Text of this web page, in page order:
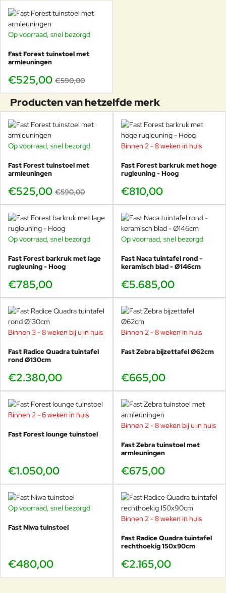
-11%
Op voorraad, snel bezorgd
Fast Forest tuinstoel met
armleuningen
€525,00 €590,00
Producten van hetzelfde merk
-11%
Op voorraad, snel bezorgd
Fast Forest tuinstoel met
armleuningen
€525,00 €590,00
Binnen 2 - 8 weken in huis
Fast Forest barkruk met hoge
rugleuning - Hoog
€810,00
Op voorraad, snel bezorgd
Fast Forest barkruk met lage
rugleuning - Hoog
€785,00
Op voorraad, snel bezorgd
Fast Naca tuintafel rond -
keramisch blad - Ø146cm
€5.685,00
Binnen 3 - 8 weken bij u in huis
Fast Radice Quadra tuintafel
rond Ø130cm
€2.380,00
Binnen 2 - 8 weken in huis
Fast Zebra bijzettafel Ø62cm
€665,00
Binnen 2 - 6 weken in huis
Fast Forest lounge tuinstoel
€1.050,00
Binnen 2 - 8 weken bij u in huis
Fast Zebra tuinstoel met
armleuningen
€675,00
Op voorraad, snel bezorgd
Fast Niwa tuinstoel
€480,00
Binnen 2 - 8 weken in huis
Fast Radice Quadra tuintafel
rechthoekig 150x90cm
€2.165,00